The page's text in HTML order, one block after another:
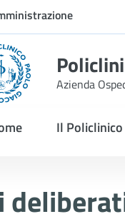
Azienda
Il Policlinico